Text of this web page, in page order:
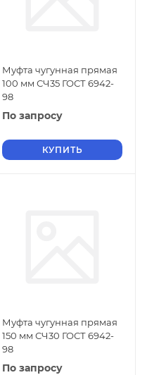
Муфта чугунная прямая
100 мм СЧ35 ГОСТ 6942-
98
По запросу
КУПИТЬ
Муфта чугунная прямая
150 мм СЧ30 ГОСТ 6942-
98
По запросу